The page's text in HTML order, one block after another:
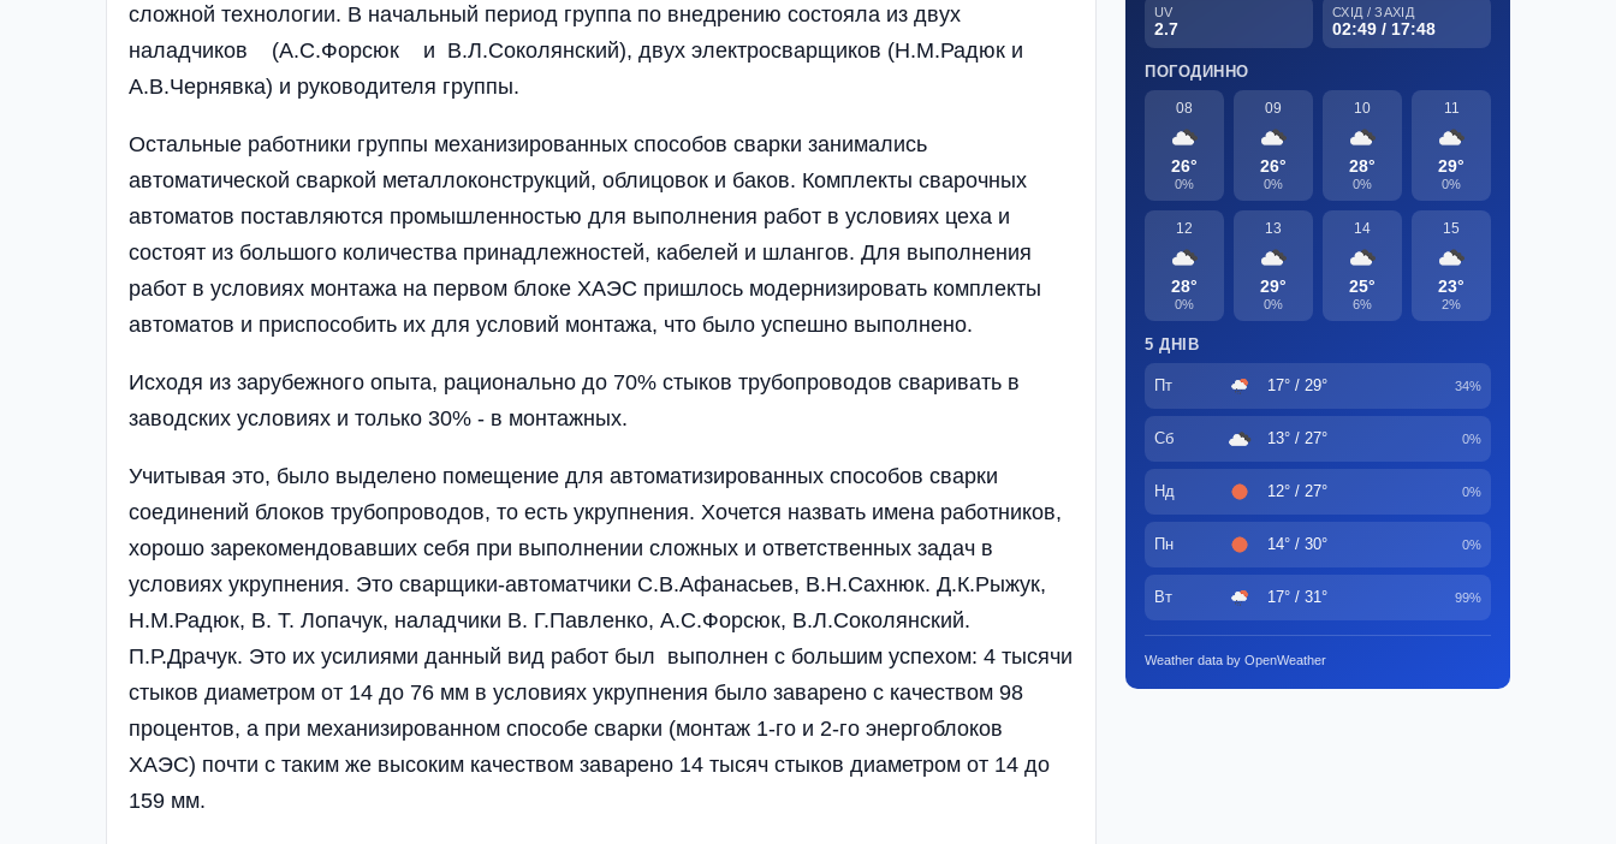
сложной технологии. В начальный период группа по внедрению состояла из двух
наладчиков (А.С.Форсюк и B.Л.Со­колянский), двух электросварщиков (Н.М.Радюк и
А.В.Чернявка) и руководителя группы.
Остальные работники группы механизированных способов сварки занимались
автоматической сваркой металлоконструкций, облицовок и баков. Комплекты сварочных
автоматов поставляются промышленностью для выполнения работ в условиях цеха и
состоят из большого количества принадлежностей, кабелей и шлангов. Для выполнения
работ в условиях монтажа на первом блоке ХАЭС пришлось модернизировать комплекты
автоматов и приспособить их для условий монтажа, что было успешно выполнено.
Исходя из зарубежного опыта, рационально до 70% стыков трубопроводов сваривать в
заводских условиях и только 30% - в монтажных.
Учитывая это, было выделено помещение для автоматизированных способов сварки
соединений блоков трубопроводов, то есть укрупнения. Хочется назвать имена работников,
хорошо зарекомендовавших себя при выполнении сложных и ответственных задач в
условиях укрупнения. Это сварщики-автоматчики C.В.Афанасьев, В.Н.Сахнюк. Д.К.Рыжук,
Н.М.Радюк, В. Т. Лопачук, наладчики В. Г.Павленко, А.С.Форсюк, В.Л.Соколянский.
П.Р.Драчук. Это их усилиями данный вид работ был выполнен с большим успехом: 4 тысячи
стыков диаметром от 14 до 76 мм в условиях укрупнения было заварено с качеством 98
процентов, а при механизированном способе сварки (монтаж 1-го и 2-го энергоблоков
ХАЭС) почти с таким же высоким качеством заварено 14 тысяч стыков диаметром от 14 до
159 мм.
UV
2.7
СХІД / ЗАХІД
02:49 / 17:48
ПОГОДИННО
08
26°
0%
09
26°
0%
10
28°
0%
11
29°
0%
12
28°
0%
13
29°
0%
14
25°
6%
15
23°
2%
5 ДНІВ
Пт 17° / 29° 34%
Сб 13° / 27° 0%
Нд 12° / 27° 0%
Пн 14° / 30° 0%
Вт 17° / 31° 99%
Weather data by OpenWeather